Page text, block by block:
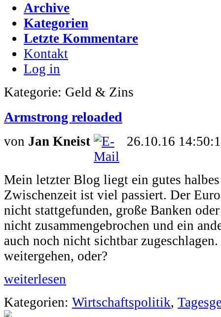
Archive
Kategorien
Letzte Kommentare
Kontakt
Log in
Kategorie: Geld & Zins
Armstrong reloaded
von Jan Kneist 26.10.16
Mein letzter Blog liegt ein gutes
Zwischenzeit ist viel passiert. Der
nicht stattgefunden, große Banken
nicht zusammengebrochen und ein
auch noch nicht sichtbar
weitergehen, oder?
weiterlesen
Kategorien: Wirtschaftspolitik,